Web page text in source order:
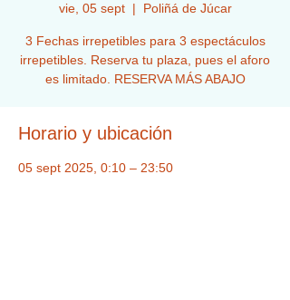
vie, 05 sept
  |
Poliñá de Júcar
3 Fechas irrepetibles para 3 espectáculos
irrepetibles. Reserva tu plaza, pues el aforo
es limitado. RESERVA MÁS ABAJO
Horario y ubicación
05 sept 2025, 0:10 – 23:50